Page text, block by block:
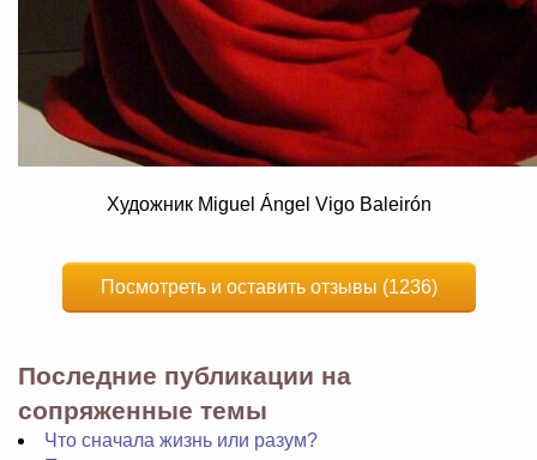
Художник Miguel Ángel Vigo Baleirón
Посмотреть и оставить отзывы (1236)
Последние публикации на
сопряженные темы
Что сначала жизнь или разум?